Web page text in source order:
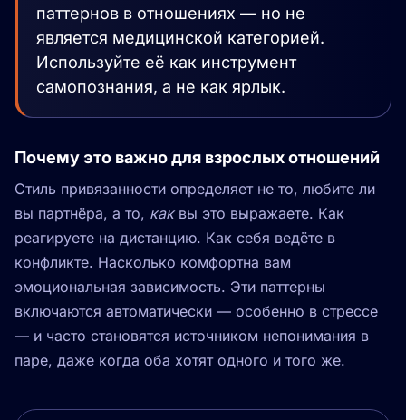
паттернов в отношениях — но не
является медицинской категорией.
Используйте её как инструмент
самопознания, а не как ярлык.
Почему это важно для взрослых отношений
Стиль привязанности определяет не то, любите ли
вы партнёра, а то, каквы это выражаете. Как
реагируете на дистанцию. Как себя ведёте в
конфликте. Насколько комфортна вам
эмоциональная зависимость. Эти паттерны
включаются автоматически — особенно в стрессе
— и часто становятся источником непонимания в
паре, даже когда оба хотят одного и того же.